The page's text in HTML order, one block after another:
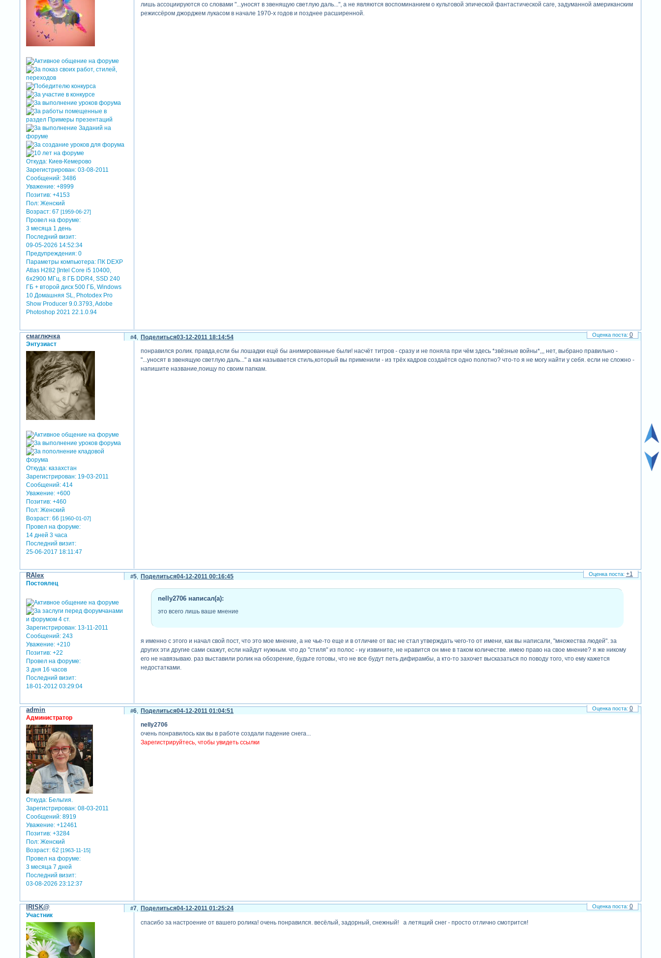
Откуда: Киев-Кемерово
Зарегистрирован: 03-08-2011
Сообщений: 3486
Уважение: +8999
Позитив: +4153
Пол: Женский
Возраст: 67[1959-06-27]
Провел на форуме:
3 месяца 1 день
Последний визит:
09-05-2026 14:52:34
Предупреждения: 0
Параметры компьютера: ПК DEXP
Atlas H282 [Intel Core i5 10400,
6x2900 МГц, 8 ГБ DDR4, SSD 240
ГБ + второй диск 500 ГБ, Windows
10 Домашняя SL, Photodex Pro
Show Producer 9.0.3793, Adobe
Photoshop 2021 22.1.0.94
лишь ассоциируются со словами "...уносят в звенящую светлую даль...", а не являются воспоминанием о культовой эпической фантастической саге, задуманной американским
режиссёром джорджем лукасом в начале 1970-х годов и позднее расширенной.
Поделиться
4 03-12-2011 18:14:54
смаглючка
Энтузиаст
Откуда: казахстан
Зарегистрирован: 19-03-2011
Сообщений: 414
Уважение: +600
Позитив: +460
Пол: Женский
Возраст: 66[1960-01-07]
Провел на форуме:
14 дней 3 часа
Последний визит:
25-06-2017 18:11:47
понравился ролик. правда,если бы лошадки ещё бы анимированные были! насчёт титров - сразу и не поняла при чём здесь *звёзные войны*,,, нет, выбрано правильно -
"...уносят в звенящую светлую даль..." а как называется стиль,который вы применили - из трёх кадров создаётся одно полотно? что-то я не могу найти у себя. если не сложно -
напишите название,поищу по своим папкам.
0
Поделиться
5 04-12-2011 00:16:45
RAlex
Постоялец
Зарегистрирован: 13-11-2011
Сообщений: 243
Уважение: +210
Позитив: +22
Провел на форуме:
3 дня 16 часов
Последний визит:
18-01-2012 03:29:04
nelly2706 написал(а):
это всего лишь ваше мнение
я именно с этого и начал свой пост, что это мое мнение, а не чье-то еще и в отличие от вас не стал утверждать чего-то от имени, как вы написали, "множества людей". за
других эти другие сами скажут, если найдут нужным. что до "стиля" из полос - ну извините, не нравится он мне в таком количестве. имею право на свое мнение? я же никому
его не навязываю. раз выставили ролик на обозрение, будьте готовы, что не все будут петь дифирамбы, а кто-то захочет высказаться по поводу того, что ему кажется
недостатками.
+1
Поделиться
6 04-12-2011 01:04:51
admin
Администратор
Откуда: Бельгия.
Зарегистрирован: 08-03-2011
Сообщений: 8919
Уважение: +12461
Позитив: +3284
Пол: Женский
Возраст: 62[1963-11-15]
Провел на форуме:
3 месяца 7 дней
Последний визит:
03-08-2026 23:12:37
nelly2706
очень понравилось как вы в работе создали падение снега...
Зарегистрируйтесь, чтобы увидеть ссылки
0
Поделиться
7 04-12-2011 01:25:24
IRISK@
Участник
спасибо за настроение от вашего ролика! очень понравился. весёлый, задорный, снежный! а летящий снег - просто отлично смотрится!
0